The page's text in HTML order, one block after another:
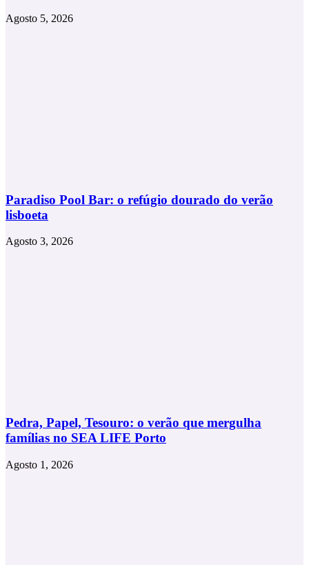
Agosto 5, 2026
Paradiso Pool Bar: o refúgio dourado do verão
lisboeta
Agosto 3, 2026
Pedra, Papel, Tesouro: o verão que mergulha
famílias no SEA LIFE Porto
Agosto 1, 2026